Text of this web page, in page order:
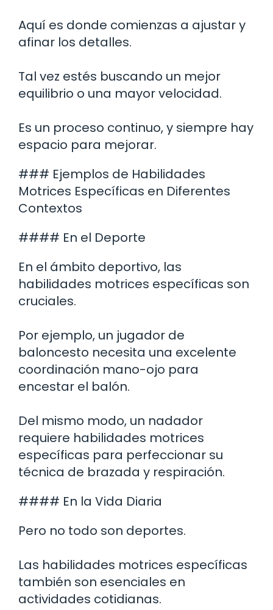
Aquí es donde comienzas a ajustar y
afinar los detalles.
Tal vez estés buscando un mejor
equilibrio o una mayor velocidad.
Es un proceso continuo, y siempre hay
espacio para mejorar.
### Ejemplos de Habilidades
Motrices Específicas en Diferentes
Contextos
#### En el Deporte
En el ámbito deportivo, las
habilidades motrices específicas son
cruciales.
Por ejemplo, un jugador de
baloncesto necesita una excelente
coordinación mano-ojo para
encestar el balón.
Del mismo modo, un nadador
requiere habilidades motrices
específicas para perfeccionar su
técnica de brazada y respiración.
#### En la Vida Diaria
Pero no todo son deportes.
Las habilidades motrices específicas
también son esenciales en
actividades cotidianas.